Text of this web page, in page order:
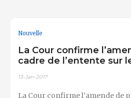
Nouvelle
La Cour confirme
cadre de l’entente sur
13-Jan-2017
La Cour confirme l’amende de